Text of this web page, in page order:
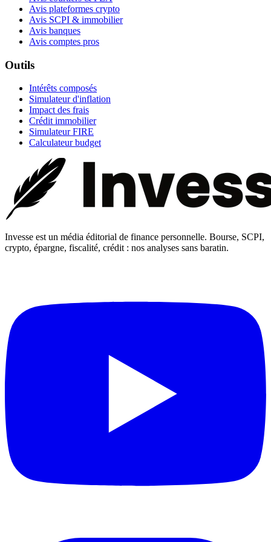
Avis plateformes crypto
Avis SCPI & immobilier
Avis banques
Avis comptes pros
Outils
Intérêts composés
Simulateur d'inflation
Impact des frais
Crédit immobilier
Simulateur FIRE
Calculateur budget
Invesse est un média éditorial de finance personnelle. Bourse, SCPI,
crypto, épargne, fiscalité, crédit : nos analyses sans baratin.